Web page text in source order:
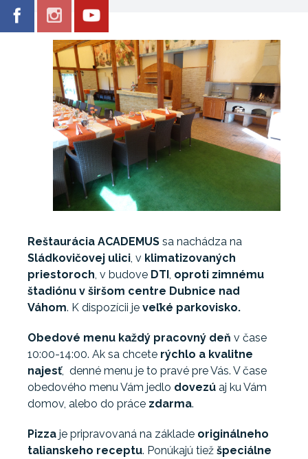
Reštaurácia ACADEMUS sa nachádza na
Sládkovičovej ulici , v klimatizovaných
priestoroch , v budove DTI oproti zimnému
štadiónu v širšom centre Dubnice nad
Váhom. K dispozícii je veľké parkovisko.
Obedové menu každý pracovný deň v čase
10:00-14:00. Ak sa chcete rýchlo a kvalitne
najesť, denné menu je to pravé pre Vás. V čase
obedového menu Vám jedlo dovezú aj ku Vám
domov, alebo do práce zdarma.
Pizza je pripravovaná na základe originálneho
talianskeho receptu. Ponúkajú tiež špeciálne